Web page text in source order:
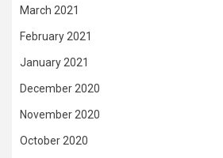
March 2021
February 2021
January 2021
December 2020
November 2020
October 2020